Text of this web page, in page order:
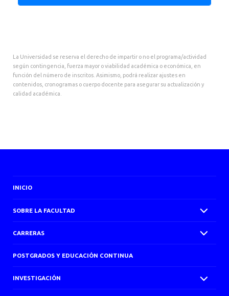
La Universidad se reserva el derecho de impartir o no el programa/actividad
según contingencia, fuerza mayor o viabilidad académica o económica, en
función del número de inscritos. Asimismo, podrá realizar ajustes en
contenidos, cronogramas o cuerpo docente para asegurar su actualización y
calidad académica.
INICIO
SOBRE LA FACULTAD
CARRERAS
POSTGRADOS Y EDUCACIÓN CONTINUA
INVESTIGACIÓN